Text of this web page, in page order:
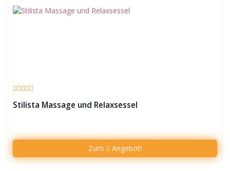
Stilista Massage und Relaxsessel
Zum Angebot!